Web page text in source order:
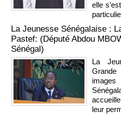
elle
La Jeunesse Sénégalaise :
Pastef: (Député Abdou
Sénégal)
La
leur